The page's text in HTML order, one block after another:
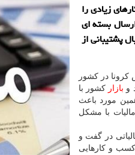
زیادی را
بسته ای
پشتیبانی از
در كشور
و بازار كشور با
مورد باعث
با مشكل
در گفت و
كسب و كارهایی